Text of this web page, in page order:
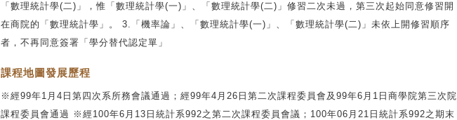
「數理統計學(二)」，惟「數理統計學(一)」、「數理統計學(二)」修習二次未過，第三次起始同意修習開
在商院的「數理統計學」。 3.「機率論」、「數理統計學(一)」、「數理統計學(二)」未依上開修習順序
者，不再同意簽署「學分替代認定單」
課程地圖發展歷程
※經99年1月4日第四次系所務會議通過；經99年4月26日第二次課程委員會及99年6月1日商學院第三次院
課程委員會通過 ※經100年6月13日統計系992之第二次課程委員會議；100年06月21日統計系992之期末